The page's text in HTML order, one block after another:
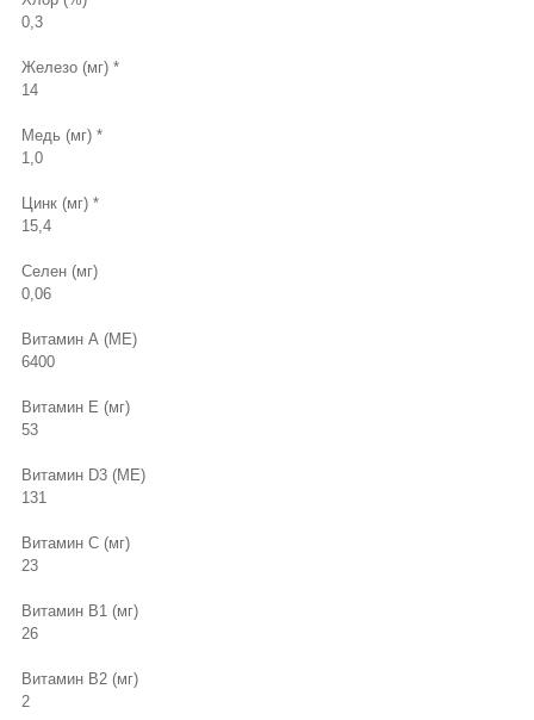
0,3
Железо (мг) *
14
Медь (мг) *
1,0
Цинк (мг) *
15,4
Селен (мг)
0,06
Витамин А (МЕ)
6400
Витамин Е (мг)
53
Витамин D3 (МЕ)
131
Витамин С (мг)
23
Витамин В1 (мг)
26
Витамин В2 (мг)
2